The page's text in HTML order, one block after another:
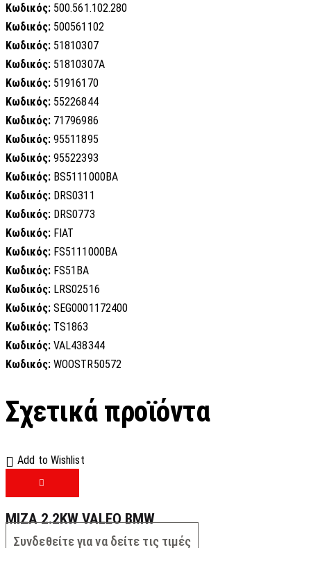
Κωδικός: 500.561.102.280
Κωδικός: 500561102
Κωδικός: 51810307
Κωδικός: 51810307A
Κωδικός: 51916170
Κωδικός: 55226844
Κωδικός: 71796986
Κωδικός: 95511895
Κωδικός: 95522393
Κωδικός: BS5111000BA
Κωδικός: DRS0311
Κωδικός: DRS0773
Κωδικός: FIAT
Κωδικός: FS5111000BA
Κωδικός: FS51BA
Κωδικός: LRS02516
Κωδικός: SEG0001172400
Κωδικός: TS1863
Κωδικός: VAL438344
Κωδικός: WOOSTR50572
Σχετικά προϊόντα
Add to Wishlist
MIZA 2.2KW VALEO BMW
Συνδεθείτε για να δείτε τις τιμές